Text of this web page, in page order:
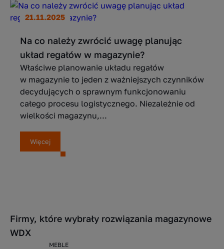
21.11.2025
Na co należy zwrócić uwagę planując
układ regałów w magazynie?
Właściwe planowanie układu regałów
w magazynie to jeden z ważniejszych czynników
decydujących o sprawnym funkcjonowaniu
całego procesu logistycznego. Niezależnie od
wielkości magazynu,...
Więcej
Firmy, które wybrały rozwiązania magazynowe
WDX
MEBLE